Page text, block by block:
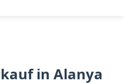
in Alanya